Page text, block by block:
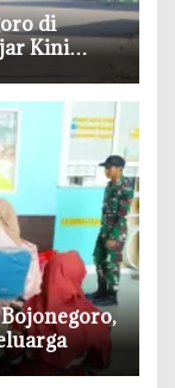
di
Kini